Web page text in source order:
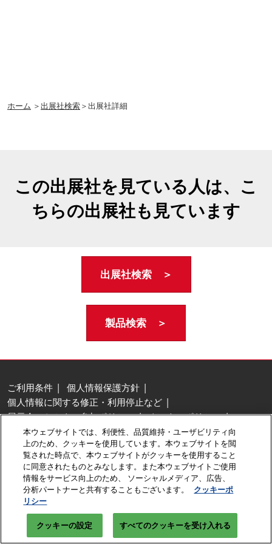
ホーム ＞出展社検索＞出展社詳細
この出展社を見ている人は、こ
ちらの出展社も見ています
出展社検索 ＞
製品検索 ＞
ご利用条件
個人情報保護方針
個人情報に関する修正・利用停止など
展示会・セミナー参加ポリシー
クッキーポリシー
クッキーの設定
Copyright © RX Japan GK
本ウェブサイトでは、利便性、品質維持・ユーザビリティ向
上のため、クッキーを使用しています。本ウェブサイトを閲
覧された時点で、本ウェブサイトがクッキーを使用すること
に同意されたものとみなします。また本ウェブサイトご使用
情報をサービス向上のため、 ソーシャルメディア、広告、
分析パートナーと共有することもございます。
クッキーポ
リシー
クッキーの設定 すべてのクッキーを受け入れる